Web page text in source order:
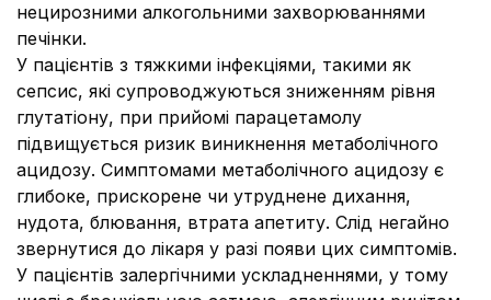
нецирозними алкогольними захворюваннями
печінки.
У пацієнтів з тяжкими інфекціями, такими як
сепсис, які супроводжуються зниженням рівня
глутатіону, при прийомі парацетамолу
підвищується ризик виникнення метаболічного
ацидозу. Симптомами метаболічного ацидозу є
глибоке, прискорене чи утруднене дихання,
нудота, блювання, втрата апетиту. Слід негайно
звернутися до лікаря у разі появи цих симптомів.
У пацієнтів залергічними ускладненнями, у тому